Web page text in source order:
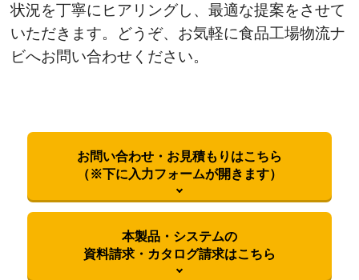
状況を丁寧にヒアリングし、最適な提案をさせて
いただきます。どうぞ、お気軽に食品工場物流ナ
ビへお問い合わせください。
お問い合わせ・お見積もりはこちら
（※下に入力フォームが開きます）
本製品・システムの
資料請求・カタログ請求はこちら